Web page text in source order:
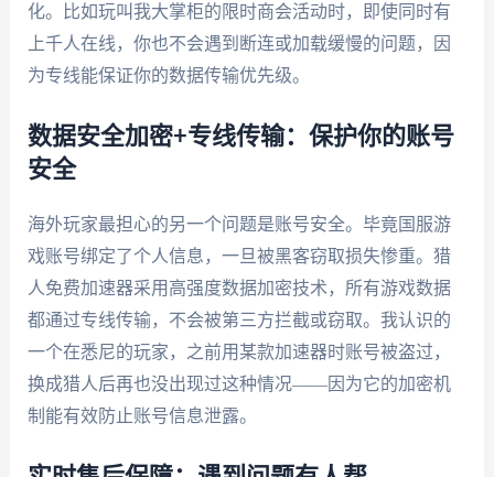
化。比如玩叫我大掌柜的限时商会活动时，即使同时有
上千人在线，你也不会遇到断连或加载缓慢的问题，因
为专线能保证你的数据传输优先级。
数据安全加密+专线传输：保护你的账号
安全
海外玩家最担心的另一个问题是账号安全。毕竟国服游
戏账号绑定了个人信息，一旦被黑客窃取损失惨重。猎
人免费加速器采用高强度数据加密技术，所有游戏数据
都通过专线传输，不会被第三方拦截或窃取。我认识的
一个在悉尼的玩家，之前用某款加速器时账号被盗过，
换成猎人后再也没出现过这种情况——因为它的加密机
制能有效防止账号信息泄露。